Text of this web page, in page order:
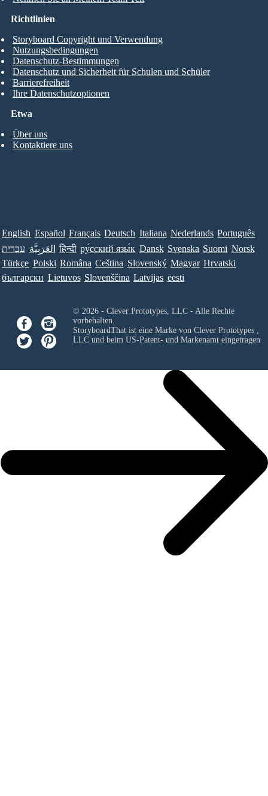
Etwa
Über uns
Kontaktiere uns
Richtlinien
Storyboard Copyright und Verwendung
Nutzungsbedingungen
Datenschutz-Bestimmungen
Datenschutz und Sicherheit für Schulen und Schüler
Barrierefreiheit
Ihre Datenschutzoptionen
English Español Français Deutsch Italiana Nederlands Português
עברית العَرَبِيَّة हिन्दी ру́сский язы́к Dansk Svenska Suomi Norsk
Türkçe Polski Româna Ceština Slovenský Magyar Hrvatski
български Lietuvos Slovenščina Latvijas eesti
© 2026 - Clever Prototypes, LLC - Alle Rechte
vorbehalten.
StoryboardThat ist eine Marke von Clever Prototypes ,
LLCund beim US-Patent- und Markenamt eingetragen